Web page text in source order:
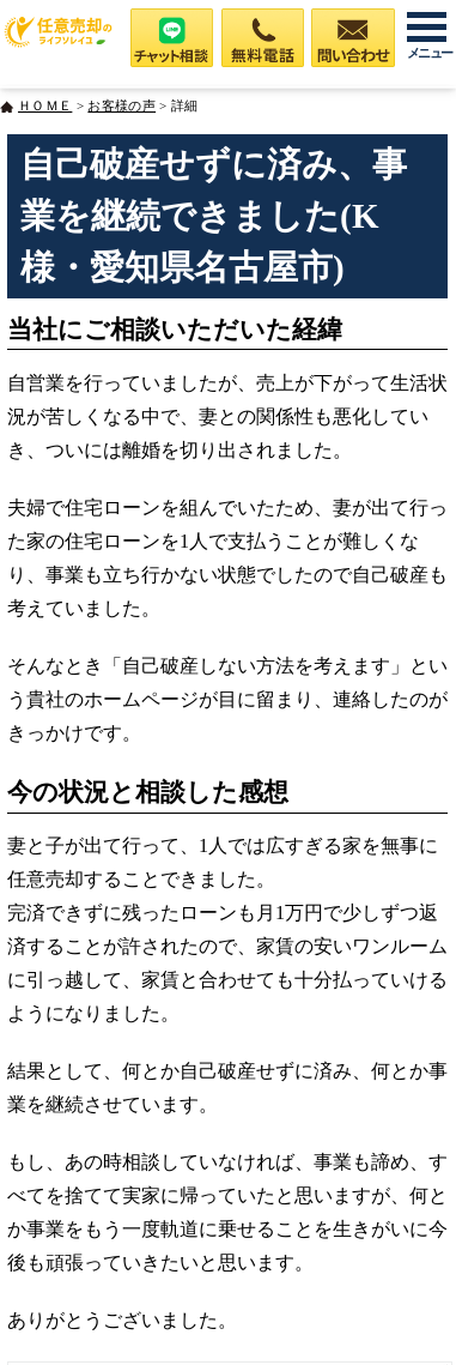
メニュー
ＨＯＭＥ > お客様の声 > 詳細
自己破産せずに済み、事
業を継続できました(K
様・愛知県名古屋市)
当社にご相談いただいた経緯
自営業を行っていましたが、売上が下がって生活状
況が苦しくなる中で、妻との関係性も悪化してい
き、ついには離婚を切り出されました。
夫婦で住宅ローンを組んでいたため、妻が出て行っ
た家の住宅ローンを1人で支払うことが難しくな
り、事業も立ち行かない状態でしたので自己破産も
考えていました。
そんなとき「自己破産しない方法を考えます」とい
う貴社のホームページが目に留まり、連絡したのが
きっかけです。
今の状況と相談した感想
妻と子が出て行って、1人では広すぎる家を無事に
任意売却することできました。
完済できずに残ったローンも月1万円で少しずつ返
済することが許されたので、家賃の安いワンルーム
に引っ越して、家賃と合わせても十分払っていける
ようになりました。
結果として、何とか自己破産せずに済み、何とか事
業を継続させています。
もし、あの時相談していなければ、事業も諦め、す
べてを捨てて実家に帰っていたと思いますが、何と
か事業をもう一度軌道に乗せることを生きがいに今
後も頑張っていきたいと思います。
ありがとうございました。